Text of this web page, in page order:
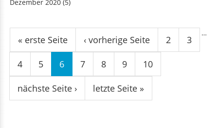
Dezember 2020 (5)
Seiten
« erste Seite ‹ vorherige Seite
…
2 3
4 5 6 7 8 9 10
nächste Seite › letzte Seite »